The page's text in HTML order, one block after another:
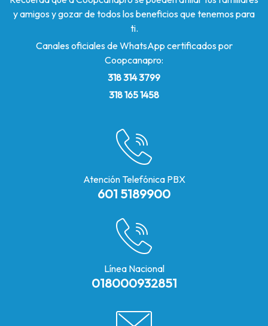
y amigos y gozar de todos los beneficios que tenemos para
ti.
Canales oficiales de WhatsApp certificados por
Coopcanapro:
318 314 3799
318 165 1458
Atención Telefónica PBX
601 5189900
Línea Nacional
018000932851